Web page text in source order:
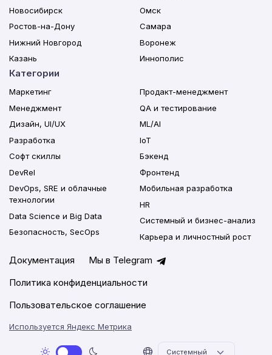
Новосибирск
Ростов-на-Дону
Нижний Новгород
Казань
Омск
Самара
Воронеж
Иннополис
Категории
Маркетинг
Менеджмент
Дизайн, UI/UX
Разработка
Софт скиллы
DevRel
DevOps, SRE и облачные
технологии
Data Science и Big Data
Безопасность, SecOps
Продакт-менеджмент
QA и тестирование
ML/AI
IoT
Бэкенд
Фронтенд
Мобильная разработка
HR
Системный и бизнес-анализ
Карьера и личностный рост
Документация
Мы в Telegram
Политика конфиденциальности
Пользовательское соглашение
Используется Яндекс Метрика